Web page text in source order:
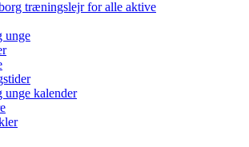
træningslejr for alle aktive
unge
unge kalender